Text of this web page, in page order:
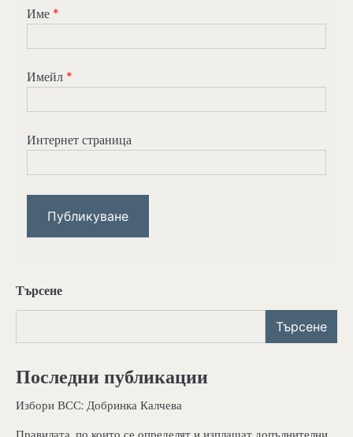
Име *
Имейл *
Интернет страница
Търсене
Търсене
Последни публикации
Избори ВСС: Добринка Калчева